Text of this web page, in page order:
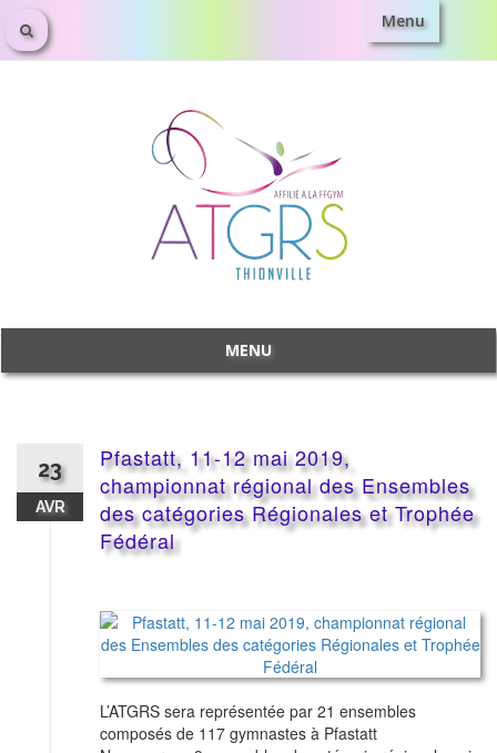
Menu
Aller
MENU
Aller
23
AVR
Pfastatt, 11-12 mai 2019,
championnat régional des Ensembles
des catégories Régionales et Trophée
Fédéral
L’ATGRS sera représentée par 21 ensembles
composés de 117 gymnastes à Pfastatt